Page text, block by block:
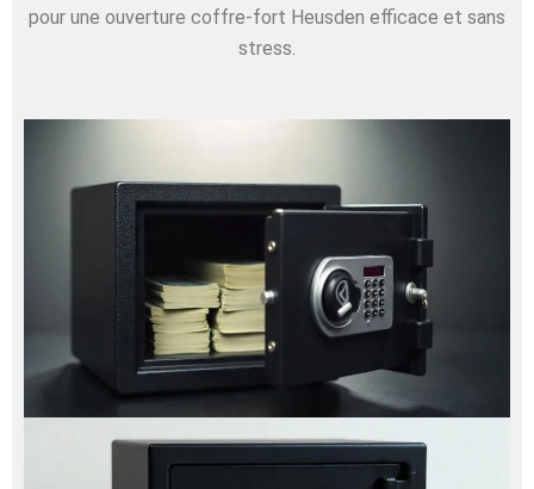
pour une ouverture coffre-fort Heusden efficace et sans
stress.